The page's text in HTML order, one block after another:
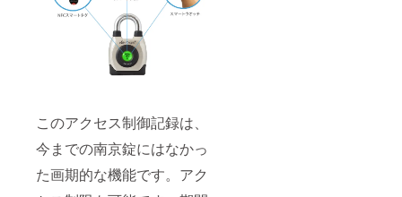
このアクセス制御記録は、
今までの南京錠にはなかっ
た画期的な機能です。アク